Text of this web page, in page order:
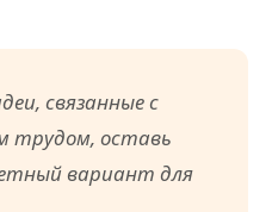
связанные с
трудом, оставь
вариант для